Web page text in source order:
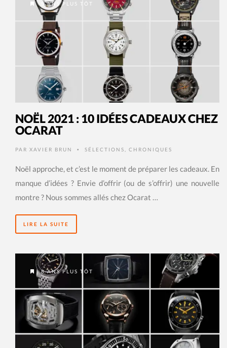
5 ANS PLUS TÔT
NOËL 2021 : 10 IDÉES CADEAUX CHEZ
OCARAT
PAR XAVIER BRUN • SÉLECTIONS CHRONIQUES
Noël approche, et c’est le moment de préparer les cadeaux. En
manque d’idées ? Envie d’offrir (ou de s’offrir) une nouvelle
montre ? Nous sommes allés chez Ocarat …
LIRE LA SUITE
8 ANS PLUS TÔT